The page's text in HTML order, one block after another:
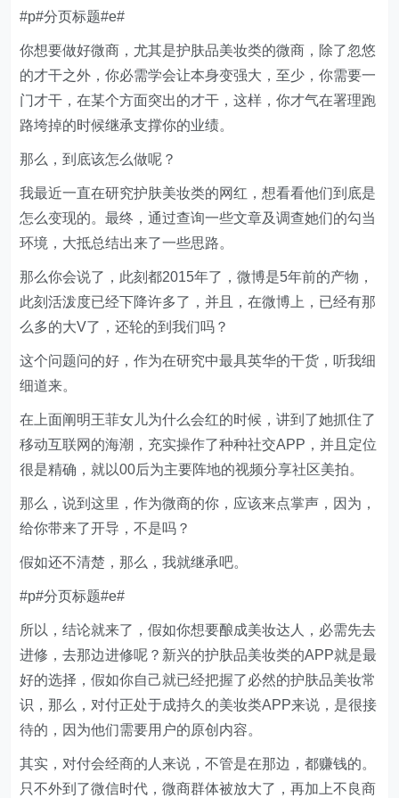
#p#分页标题#e#
你想要做好微商，尤其是护肤品美妆类的微商，除了忽悠
的才干之外，你必需学会让本身变强大，至少，你需要一
门才干，在某个方面突出的才干，这样，你才气在署理跑
路垮掉的时候继承支撑你的业绩。
那么，到底该怎么做呢？
我最近一直在研究护肤美妆类的网红，想看看他们到底是
怎么变现的。最终，通过查询一些文章及调查她们的勾当
环境，大抵总结出来了一些思路。
那么你会说了，此刻都2015年了，微博是5年前的产物，
此刻活泼度已经下降许多了，并且，在微博上，已经有那
么多的大V了，还轮的到我们吗？
这个问题问的好，作为在研究中最具英华的干货，听我细
细道来。
在上面阐明王菲女儿为什么会红的时候，讲到了她抓住了
移动互联网的海潮，充实操作了种种社交APP，并且定位
很是精确，就以00后为主要阵地的视频分享社区美拍。
那么，说到这里，作为微商的你，应该来点掌声，因为，
给你带来了开导，不是吗？
假如还不清楚，那么，我就继承吧。
#p#分页标题#e#
所以，结论就来了，假如你想要酿成美妆达人，必需先去
进修，去那边进修呢？新兴的护肤品美妆类的APP就是最
好的选择，假如你自己就已经把握了必然的护肤品美妆常
识，那么，对付正处于成持久的美妆类APP来说，是很接
待的，因为他们需要用户的原创内容。
其实，对付会经商的人来说，不管是在那边，都赚钱的。
只不外到了微信时代，微商群体被放大了，再加上不良商